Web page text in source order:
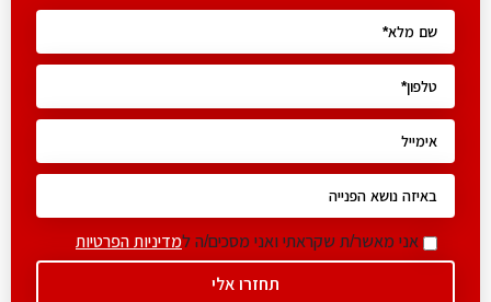
אני מאשר/ת שקראתי ואני מסכים/ה למדיניות הפרטיות